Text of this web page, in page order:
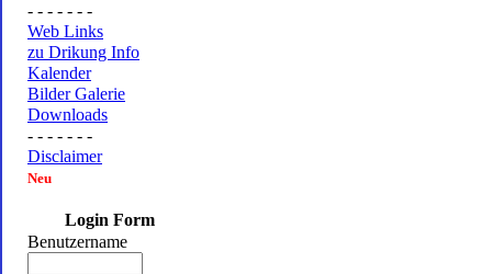
- - - - - - -
Web Links
zu Drikung Info
Kalender
Bilder Galerie
Downloads
- - - - - - -
Disclaimer
Neu
Login Form
Benutzername